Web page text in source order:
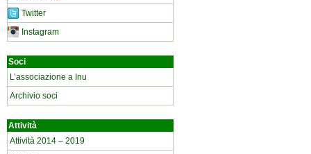
Twitter
Instagram
Soci
L’associazione a Inu
Archivio soci
Attività
Attività 2014 – 2019